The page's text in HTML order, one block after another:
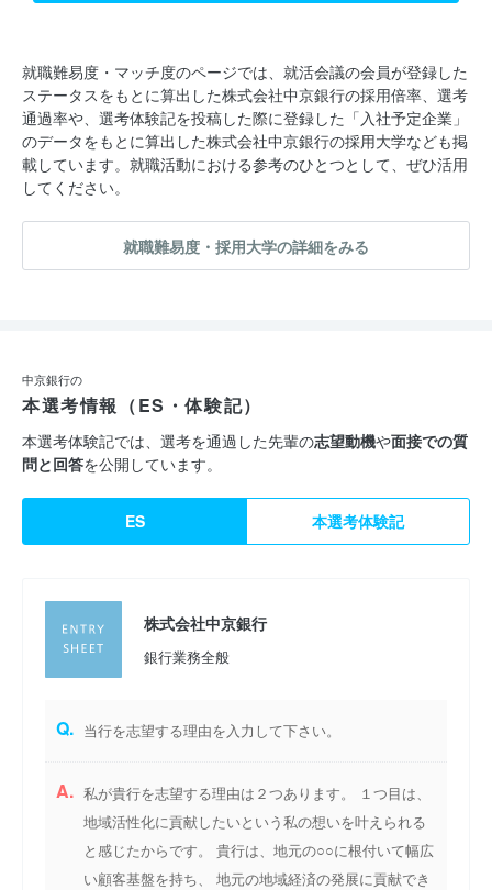
就職難易度・マッチ度のページでは、就活会議の会員が登録した
ステータスをもとに算出した株式会社中京銀行の採用倍率、選考
通過率や、選考体験記を投稿した際に登録した「入社予定企業」
のデータをもとに算出した株式会社中京銀行の採用大学なども掲
載しています。就職活動における参考のひとつとして、ぜひ活用
してください。
就職難易度・採用大学の詳細をみる
中京銀行の
本選考情報（ES・体験記）
本選考体験記では、選考を通過した先輩の志望動機や面接での質
問と回答を公開しています。
ES 本選考体験記
株式会社中京銀行
銀行業務全般
Q. 当行を志望する理由を入力して下さい。
A. 私が貴行を志望する理由は２つあります。 １つ目は、
地域活性化に貢献したいという私の想いを叶えられる
と感じたからです。 貴行は、地元の○○に根付いて幅広
い顧客基盤を持ち、 地元の地域経済の発展に貢献でき